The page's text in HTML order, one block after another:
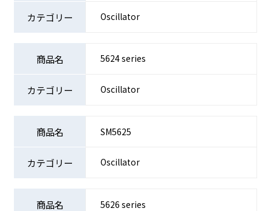
Oscillator
5624 series
Oscillator
SM5625
Oscillator
5626 series